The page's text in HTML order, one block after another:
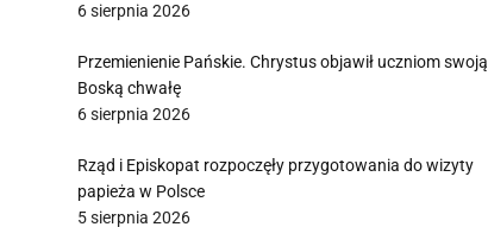
6 sierpnia 2026
Przemienienie Pańskie. Chrystus objawił uczniom swoją
Boską chwałę
6 sierpnia 2026
Rząd i Episkopat rozpoczęły przygotowania do wizyty
papieża w Polsce
5 sierpnia 2026